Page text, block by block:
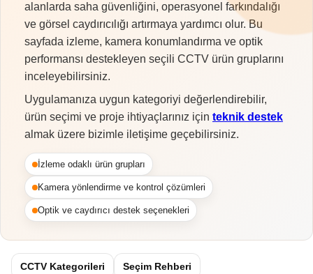
alanlarda saha güvenliğini, operasyonel farkındalığı
ve görsel caydırıcılığı artırmaya yardımcı olur. Bu
sayfada izleme, kamera konumlandırma ve optik
performansı destekleyen seçili CCTV ürün gruplarını
inceleyebilirsiniz.
Uygulamanıza uygun kategoriyi değerlendirebilir,
ürün seçimi ve proje ihtiyaçlarınız için teknik destek
almak üzere bizimle iletişime geçebilirsiniz.
İzleme odaklı ürün grupları
Kamera yönlendirme ve kontrol çözümleri
Optik ve caydırıcı destek seçenekleri
CCTV Kategorileri Seçim Rehberi